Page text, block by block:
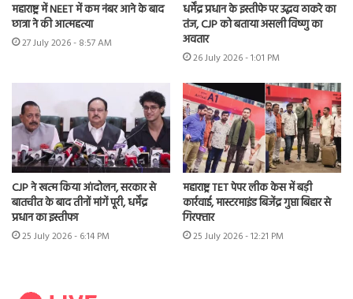
महाराष्ट्र में NEET में कम नंबर आने के बाद
छात्रा ने की आत्महत्या
27 July 2026 - 8:57 AM
धर्मेंद्र प्रधान के इस्तीफे पर उद्धव ठाकरे का
तंज, CJP को बताया असली विष्णु का
अवतार
26 July 2026 - 1:01 PM
CJP ने खत्म किया आंदोलन, सरकार से
बातचीत के बाद तीनों मांगें पूरी, धर्मेंद्र
प्रधान का इस्तीफा
25 July 2026 - 6:14 PM
महाराष्ट्र TET पेपर लीक केस में बड़ी
कार्रवाई, मास्टरमाइंड बिजेंद्र गुप्ता बिहार से
गिरफ्तार
25 July 2026 - 12:21 PM